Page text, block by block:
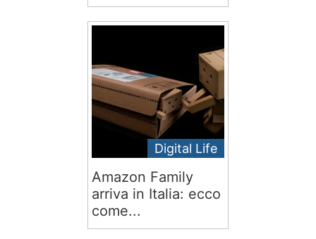
Digital Life
Amazon Family
arriva in Italia: ecco
come...